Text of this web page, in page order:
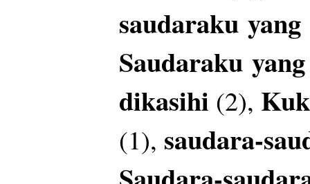
saudaraku yang
Saudaraku yang
dikasihi (2),
(1), saudara-